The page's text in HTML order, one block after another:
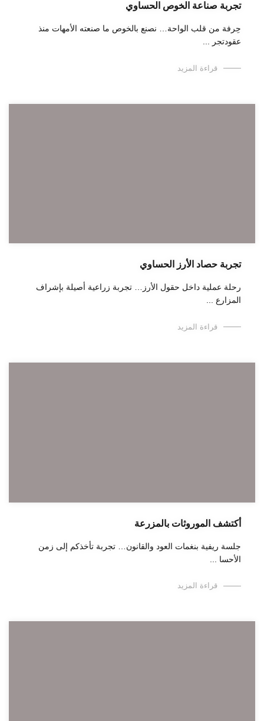
تجربة صناعة الخوص الحساوي
حِرفة من قلب الواحة… نصنع بالخوص ما صنعته الأمهات منذ
عقودتجر ...
قراءة المزيد
تجربة حصاد الأرز الحساوي
رحلة عملية داخل حقول الأرز… تجربة زراعية أصيلة بإشراف
المزارع ...
قراءة المزيد
أكتشف الموروثات بالمزرعة
جلسة ريفية بنغمات العود والقانون… تجربة تأخذكم إلى زمن
الأحسا ...
قراءة المزيد